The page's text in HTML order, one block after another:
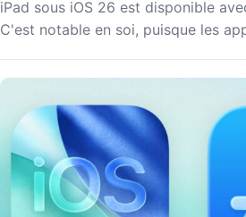
iPad sous iOS 26 est disponible
C'est notable en soi, puisque les